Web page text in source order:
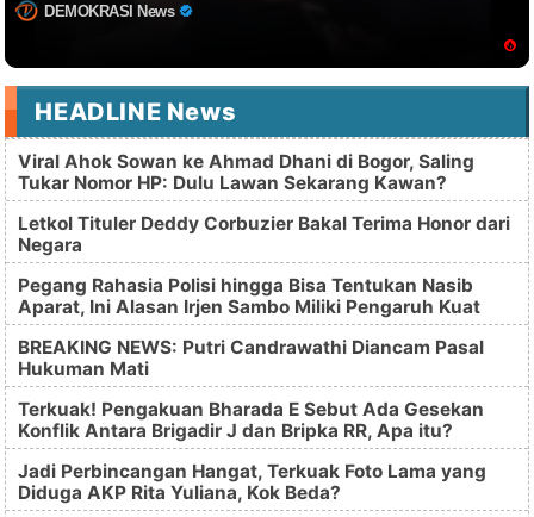
DEMOKRASI News
HEADLINE News
Viral Ahok Sowan ke Ahmad Dhani di Bogor, Saling
Tukar Nomor HP: Dulu Lawan Sekarang Kawan?
Letkol Tituler Deddy Corbuzier Bakal Terima Honor dari
Negara
Pegang Rahasia Polisi hingga Bisa Tentukan Nasib
Aparat, Ini Alasan Irjen Sambo Miliki Pengaruh Kuat
BREAKING NEWS: Putri Candrawathi Diancam Pasal
Hukuman Mati
Terkuak! Pengakuan Bharada E Sebut Ada Gesekan
Konflik Antara Brigadir J dan Bripka RR, Apa itu?
Jadi Perbincangan Hangat, Terkuak Foto Lama yang
Diduga AKP Rita Yuliana, Kok Beda?